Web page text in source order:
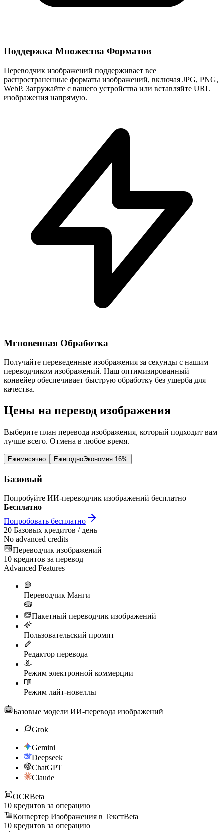
Поддержка Множества Форматов
Переводчик изображений поддерживает все
распространенные форматы изображений, включая JPG, PNG,
WebP. Загружайте с вашего устройства или вставляйте URL
изображения напрямую.
Мгновенная Обработка
Получайте переведенные изображения за секунды с нашим
переводчиком изображений. Наш оптимизированный
конвейер обеспечивает быструю обработку без ущерба для
качества.
Цены на перевод изображения
Выберите план перевода изображения, который подходит вам
лучше всего. Отмена в любое время.
Ежемесячно ЕжегодноЭкономия 16%
Базовый
Попробуйте ИИ-переводчик изображений бесплатно
Бесплатно
Попробовать бесплатно
20 Базовых кредитов / день
No advanced credits
Переводчик изображений
10 кредитов за перевод
Advanced Features
Переводчик Манги
Пакетный переводчик изображений
Пользовательский промпт
Редактор перевода
Режим электронной коммерции
Режим лайт-новеллы
Базовые модели ИИ-перевода изображений
Grok
Gemini
Deepseek
ChatGPT
Claude
OCRBeta
10 кредитов за операцию
Конвертер Изображения в ТекстBeta
10 кредитов за операцию